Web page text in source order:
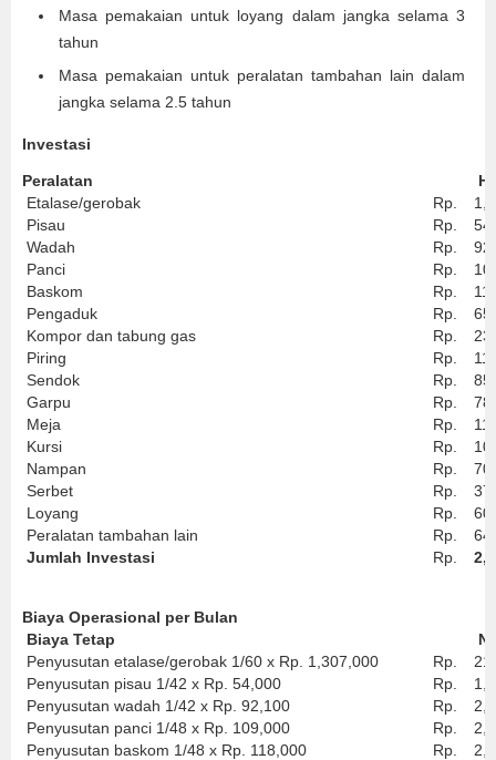
Masa pemakaian untuk loyang dalam jangka selama 3
tahun
Masa pemakaian untuk peralatan tambahan lain dalam
jangka selama 2.5 tahun
Investasi
Peralatan
Etalase/gerobak
Rp.
Pisau
Rp.
Wadah
Rp.
Panci
Rp.
Baskom
Rp.
Pengaduk
Rp.
Kompor dan tabung gas
Rp.
Piring
Rp.
Sendok
Rp.
Garpu
Rp.
Meja
Rp.
Kursi
Rp.
Nampan
Rp.
Serbet
Rp.
Loyang
Rp.
Peralatan tambahan lain
Rp.
Jumlah Investasi
Rp.
Biaya Operasional per Bulan
Biaya Tetap
Penyusutan etalase/gerobak 1/60 x Rp. 1,307,000
Rp.
Penyusutan pisau 1/42 x Rp. 54,000
Rp.
Penyusutan wadah 1/42 x Rp. 92,100
Rp.
Penyusutan panci 1/48 x Rp. 109,000
Rp.
Penyusutan baskom 1/48 x Rp. 118,000
Rp.